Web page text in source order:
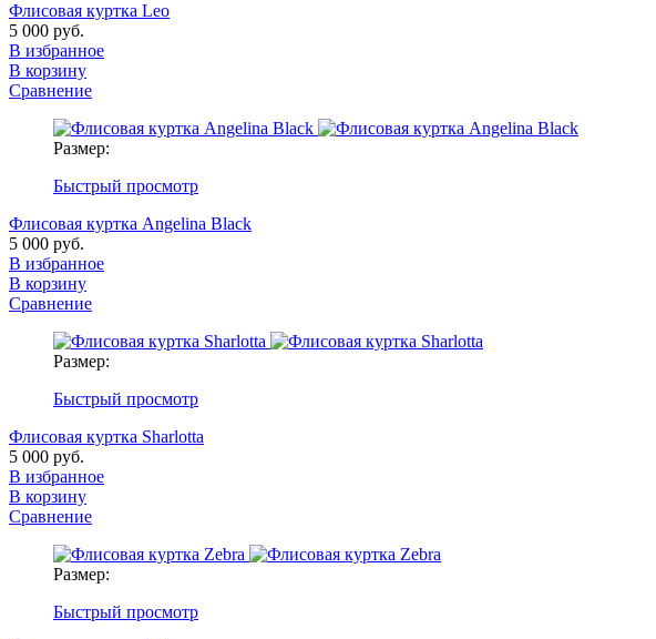
Флисовая куртка Leo
5 000 руб.
В избранное
В корзину
Сравнение
Размер:
Быстрый просмотр
Флисовая куртка Angelina Black
5 000 руб.
В избранное
В корзину
Сравнение
Размер:
Быстрый просмотр
Флисовая куртка Sharlotta
5 000 руб.
В избранное
В корзину
Сравнение
Размер:
Быстрый просмотр